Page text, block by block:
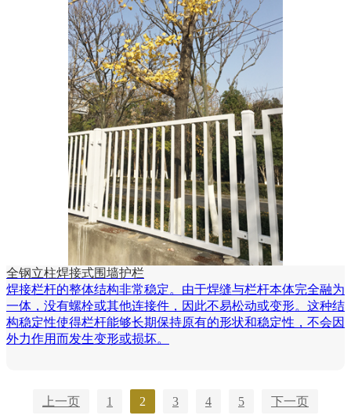
全钢立柱焊接式围墙护栏
焊接栏杆的整体结构非常稳定。由于焊缝与栏杆本体完全融为
一体，没有螺栓或其他连接件，因此不易松动或变形。这种结
构稳定性使得栏杆能够长期保持原有的形状和稳定性，不会因
外力作用而发生变形或损坏。
上一页 1 2 3 4 5 下一页